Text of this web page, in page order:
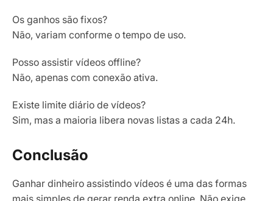
Os ganhos são fixos?
Não, variam conforme o tempo de uso.
Posso assistir vídeos offline?
Não, apenas com conexão ativa.
Existe limite diário de vídeos?
Sim, mas a maioria libera novas listas a cada 24h.
Conclusão
Ganhar dinheiro assistindo vídeos é uma das formas
mais simples de gerar renda extra online. Não exige